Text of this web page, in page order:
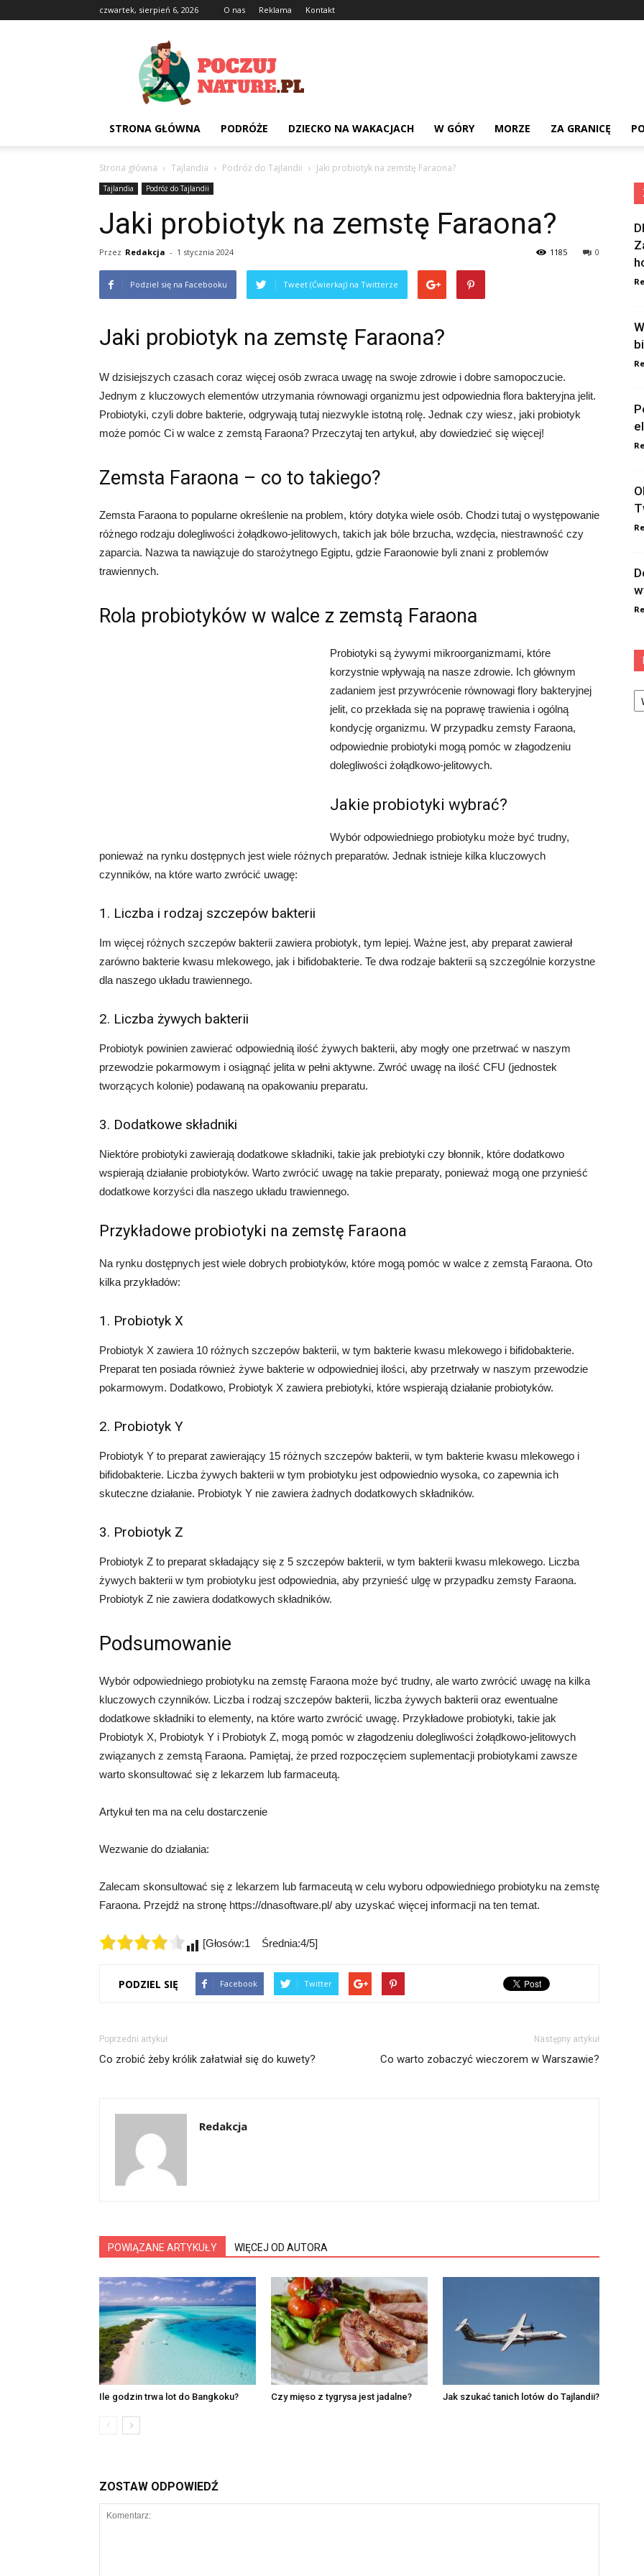
czwartek, sierpień 6, 2026 O nas Reklama Kontakt
Poczujnature.pl
STRONA GŁÓWNA PODRÓŻE DZIECKO NA WAKACJACH W GÓRY MORZE ZA GRANICĘ
Strona główna Tajlandia Podróż do Tajlandii Jaki probiotyk na zemstę Faraona?
Tajlandia Podróż do Tajlandii
Jaki probiotyk na zemstę Faraona?
Przez Redakcja - 1 stycznia 2024 0
1185
Podziel się na Facebooku Tweet (Ćwierkaj) na Twitterze
Jaki probiotyk na zemstę Faraona?
W dzisiejszych czasach coraz więcej osób zwraca uwagę na swoje zdrowie i dobre samopoczucie.
Jednym z kluczowych elementów utrzymania równowagi organizmu jest odpowiednia flora bakteryjna jelit.
Probiotyki, czyli dobre bakterie, odgrywają tutaj niezwykle istotną rolę. Jednak czy wiesz, jaki probiotyk
może pomóc Ci w walce z zemstą Faraona? Przeczytaj ten artykuł, aby dowiedzieć się więcej!
Zemsta Faraona – co to takiego?
Zemsta Faraona to popularne określenie na problem, który dotyka wiele osób. Chodzi tutaj o występowanie
różnego rodzaju dolegliwości żołądkowo-jelitowych, takich jak bóle brzucha, wzdęcia, niestrawność czy
zaparcia. Nazwa ta nawiązuje do starożytnego Egiptu, gdzie Faraonowie byli znani z problemów
trawiennych.
Rola probiotyków w walce z zemstą Faraona
Probiotyki są żywymi mikroorganizmami, które
korzystnie wpływają na nasze zdrowie. Ich głównym
zadaniem jest przywrócenie równowagi flory bakteryjnej
jelit, co przekłada się na poprawę trawienia i ogólną
kondycję organizmu. W przypadku zemsty Faraona,
odpowiednie probiotyki mogą pomóc w złagodzeniu
dolegliwości żołądkowo-jelitowych.
Jakie probiotyki wybrać?
Wybór odpowiedniego probiotyku może być trudny,
ponieważ na rynku dostępnych jest wiele różnych preparatów. Jednak istnieje kilka kluczowych
czynników, na które warto zwrócić uwagę:
1. Liczba i rodzaj szczepów bakterii
Im więcej różnych szczepów bakterii zawiera probiotyk, tym lepiej. Ważne jest, aby preparat zawierał
zarówno bakterie kwasu mlekowego, jak i bifidobakterie. Te dwa rodzaje bakterii są szczególnie korzystne
dla naszego układu trawiennego.
2. Liczba żywych bakterii
Probiotyk powinien zawierać odpowiednią ilość żywych bakterii, aby mogły one przetrwać w naszym
przewodzie pokarmowym i osiągnąć jelita w pełni aktywne. Zwróć uwagę na ilość CFU (jednostek
tworzących kolonie) podawaną na opakowaniu preparatu.
3. Dodatkowe składniki
Niektóre probiotyki zawierają dodatkowe składniki, takie jak prebiotyki czy błonnik, które dodatkowo
wspierają działanie probiotyków. Warto zwrócić uwagę na takie preparaty, ponieważ mogą one przynieść
dodatkowe korzyści dla naszego układu trawiennego.
Przykładowe probiotyki na zemstę Faraona
Na rynku dostępnych jest wiele dobrych probiotyków, które mogą pomóc w walce z zemstą Faraona. Oto
kilka przykładów:
1. Probiotyk X
Probiotyk X zawiera 10 różnych szczepów bakterii, w tym bakterie kwasu mlekowego i bifidobakterie.
Preparat ten posiada również żywe bakterie w odpowiedniej ilości, aby przetrwały w naszym przewodzie
pokarmowym. Dodatkowo, Probiotyk X zawiera prebiotyki, które wspierają działanie probiotyków.
2. Probiotyk Y
Probiotyk Y to preparat zawierający 15 różnych szczepów bakterii, w tym bakterie kwasu mlekowego i
bifidobakterie. Liczba żywych bakterii w tym probiotyku jest odpowiednio wysoka, co zapewnia ich
skuteczne działanie. Probiotyk Y nie zawiera żadnych dodatkowych składników.
3. Probiotyk Z
Probiotyk Z to preparat składający się z 5 szczepów bakterii, w tym bakterii kwasu mlekowego. Liczba
żywych bakterii w tym probiotyku jest odpowiednia, aby przynieść ulgę w przypadku zemsty Faraona.
Probiotyk Z nie zawiera dodatkowych składników.
Podsumowanie
Wybór odpowiedniego probiotyku na zemstę Faraona może być trudny, ale warto zwrócić uwagę na kilka
kluczowych czynników. Liczba i rodzaj szczepów bakterii, liczba żywych bakterii oraz ewentualne
dodatkowe składniki to elementy, na które warto zwrócić uwagę. Przykładowe probiotyki, takie jak
Probiotyk X, Probiotyk Y i Probiotyk Z, mogą pomóc w złagodzeniu dolegliwości żołądkowo-jelitowych
związanych z zemstą Faraona. Pamiętaj, że przed rozpoczęciem suplementacji probiotykami zawsze
warto skonsultować się z lekarzem lub farmaceutą.
Artykuł ten ma na celu dostarczenie
Wezwanie do działania:
Zalecam skonsultować się z lekarzem lub farmaceutą w celu wyboru odpowiedniego probiotyku na zemstę
Faraona. Przejdź na stronę https://dnasoftware.pl/ aby uzyskać więcej informacji na ten temat.
[Głosów:1 Średnia:4/5]
PODZIEL SIĘ Facebook Twitter
Poprzedni artykuł
Co zrobić żeby królik załatwiał się do kuwety?
Następny artykuł
Co warto zobaczyć wieczorem w Warszawie?
Redakcja
POWIĄZANE ARTYKUŁY WIĘCEJ OD AUTORA
Ile godzin trwa lot do Bangkoku? Czy mięso z tygrysa jest jadalne? Jak szukać tanich lotów do Tajlandii?
ZOSTAW ODPOWIEDŹ